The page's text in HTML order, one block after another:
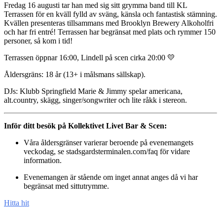
Fredag 16 augusti tar han med sig sitt grymma band till KL
Terrassen för en kväll fylld av sväng, känsla och fantastisk stämning.
Kvällen presenteras tillsammans med Brooklyn Brewery Alkoholfri
och har fri entré! Terrassen har begränsat med plats och rymmer 150
personer, så kom i tid!
Terrassen öppnar 16:00, Lindell på scen cirka 20:00 💛
Åldersgräns: 18 år (13+ i målsmans sällskap).
DJs: Klubb Springfield Marie & Jimmy spelar americana,
alt.country, skägg, singer/songwriter och lite råkk i stereon.
Inför ditt besök på Kollektivet Livet Bar & Scen:
Våra åldersgränser varierar beroende på evenemangets
veckodag, se stadsgardsterminalen.com/faq för vidare
information.
Evenemangen är stående om inget annat anges då vi har
begränsat med sittutrymme.
Hitta hit